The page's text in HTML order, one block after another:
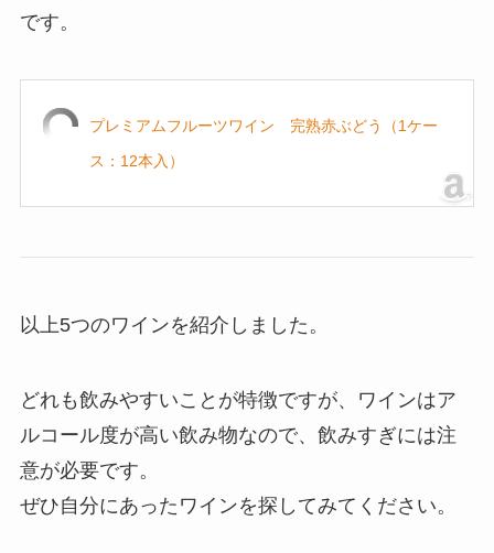
です。
プレミアムフルーツワイン 完熟赤ぶどう（1ケー
ス：12本入）
以上5つのワインを紹介しました。
どれも飲みやすいことが特徴ですが、ワインはア
ルコール度が高い飲み物なので、飲みすぎには注
意が必要です。
ぜひ自分にあったワインを探してみてください。